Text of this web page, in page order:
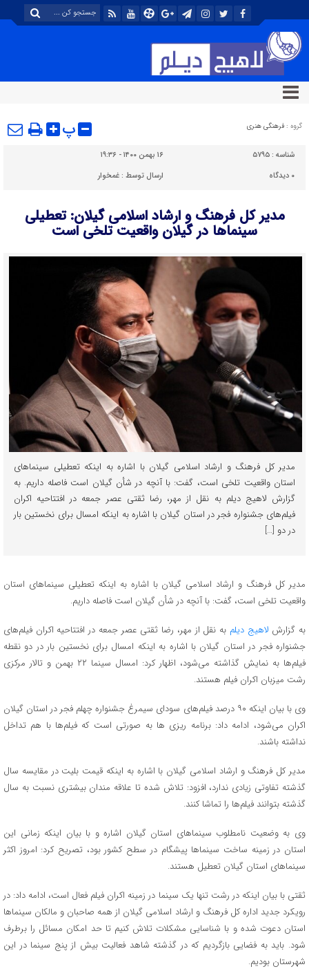
گروه : فرهنگی هنری پ
شناسه : ۵۷۹۵
۱۶ بهمن ۱۴۰۰ - ۱۹:۳۶
۰ دیدگاه ارسال توسط :غمخوار
مدیر کل فرهنگ و ارشاد اسلامی گیلان: تعطیلی
سینماها در گیلان واقعیت تلخی است
مدیر کل فرهنگ و ارشاد اسلامی گیلان با اشاره به اینکه تعطیلی سینماهای
استان واقعیت تلخی است، گفت: با آنچه در شأن گیلان است فاصله داریم. به
گزارش لاهیج دیلم به نقل از مهر، رضا ثقتی عصر جمعه در افتتاحیه اکران
فیلم‌های جشنواره فجر در استان گیلان با اشاره به اینکه امسال برای نخستین بار
در دو […]
مدیر کل فرهنگ و ارشاد اسلامی گیلان با اشاره به اینکه تعطیلی سینماهای استان
واقعیت تلخی است، گفت: با آنچه در شأن گیلان است فاصله داریم.
به گزارش لاهیج دیلم به نقل از مهر، رضا ثقتی عصر جمعه در افتتاحیه اکران فیلم‌های
جشنواره فجر در استان گیلان با اشاره به اینکه امسال برای نخستین بار در دو نقطه
فیلم‌ها به نمایش گذاشته می‌شود، اظهار کرد: امسال سینما ۲۲ بهمن و تالار مرکزی
رشت میزبان اکران فیلم هستند.
وی با بیان اینکه ۹۰ درصد فیلم‌های سودای سیمرغ جشنواره چهلم فجر در استان گیلان
اکران می‌شود، ادامه داد: برنامه ریزی ها به صورتی است که فیلم‌ها با هم تداخل
نداشته باشند.
مدیر کل فرهنگ و ارشاد اسلامی گیلان با اشاره به اینکه قیمت بلیت در مقایسه سال
گذشته تفاوتی زیادی ندارد، افزود: تلاش شده تا علاقه مندان بیشتری نسبت به سال
گذشته بتوانند فیلم‌ها را تماشا کنند.
وی به وضعیت نامطلوب سینماهای استان گیلان اشاره و با بیان اینکه زمانی این
استان در زمینه ساخت سینماها پیشگام در سطح کشور بود، تصریح کرد: امروز اکثر
سینماهای استان گیلان تعطیل هستند.
ثقتی با بیان اینکه در رشت تنها یک سینما در زمینه اکران فیلم فعال است، ادامه داد: در
رویکرد جدید اداره کل فرهنگ و ارشاد اسلامی گیلان از همه صاحبان و مالکان سینماها
استان دعوت شده و با شناسایی مشکلات تلاش کنیم تا حد امکان مسائل را برطرف
شود. باید به فضایی بازگردیم که در گذشته شاهد فعالیت بیش از پنج سینما در این
شهرستان بودیم.